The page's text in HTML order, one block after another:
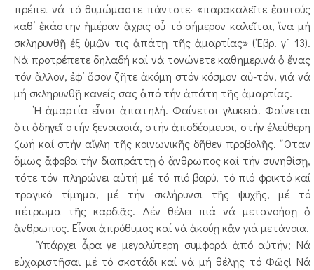
πρέπει νά τό θυμώμαστε πάντοτε· «παρακαλεῖτε ἑαυτούς
καθ’ ἑκάστην ἡμέραν ἄχρις οὗ τό σήμερον καλεῖται, ἵνα μή
σκληρυνθῇ ἐξ ὑμῶν τις ἀπάτῃ τῆς ἁμαρτίας» (῾Εβρ. γ´ 13).
Νά προτρέπετε δηλαδή καί νά τονώνετε καθημερινά ὁ ἕνας
τόν ἄλλον, ἐφ’ ὅσον ζῆτε ἀκόμη στόν κόσμον αὐ-τόν, γιά νά
μή σκληρυνθῇ κανείς σας ἀπό τήν ἀπάτη τῆς ἁμαρτίας.
῾Η ἁμαρτία εἶναι ἀπατηλή. Φαίνεται γλυκειά. Φαίνεται
ὅτι ὁδηγεῖ στήν ξενοιασιά, στήν ἀποδέσμευσι, στήν ἐλεύθερη
ζωή καί στήν αἴγλη τῆς κοινωνικῆς δῆθεν προβολῆς. ῞Οταν
ὅμως ἄφοβα τήν διαπράττῃ ὁ ἄνθρωπος καί τήν συνηθίσῃ,
τότε τόν πληρώνει αὐτή μέ τό πιό βαρύ, τό πιό φρικτό καί
τραγικό τίμημα, μέ τήν σκλήρυνσι τῆς ψυχῆς, μέ τό
πέτρωμα τῆς καρδιᾶς. Δέν θέλει πιά νά μετανοήσῃ ὁ
ἄνθρωπος. Εἶναι ἀπρόθυμος καί νά ἀκούῃ κἄν γιά μετάνοια.
῾Υπάρχει ἆρα γε μεγαλύτερη συμφορά ἀπό αὐτήν; Νά
εὐχαριστῆσαι μέ τό σκοτάδι καί νά μή θέλῃς τό Φῶς! Νά